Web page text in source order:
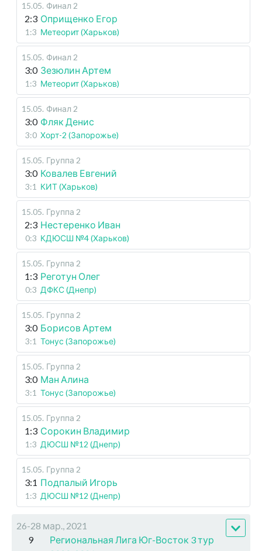
15.05. Финал 2
2:3 Оприщенко Егор
1:3 Метеорит (Харьков)
15.05. Финал 2
3:0 Зезюлин Артем
1:3 Метеорит (Харьков)
15.05. Финал 2
3:0 Фляк Денис
3:0 Хорт-2 (Запорожье)
15.05. Группа 2
3:0 Ковалев Евгений
3:1 КИТ (Харьков)
15.05. Группа 2
2:3 Нестеренко Иван
0:3 КДЮСШ №4 (Харьков)
15.05. Группа 2
1:3 Реготун Олег
0:3 ДФКС (Днепр)
15.05. Группа 2
3:0 Борисов Артем
3:1 Тонус (Запорожье)
15.05. Группа 2
3:0 Ман Алина
3:1 Тонус (Запорожье)
15.05. Группа 2
1:3 Сорокин Владимир
1:3 ДЮСШ №12 (Днепр)
15.05. Группа 2
3:1 Подпалый Игорь
1:3 ДЮСШ №12 (Днепр)
26-28 мар., 2021
9
Региональная Лига Юг-Восток 3 тур